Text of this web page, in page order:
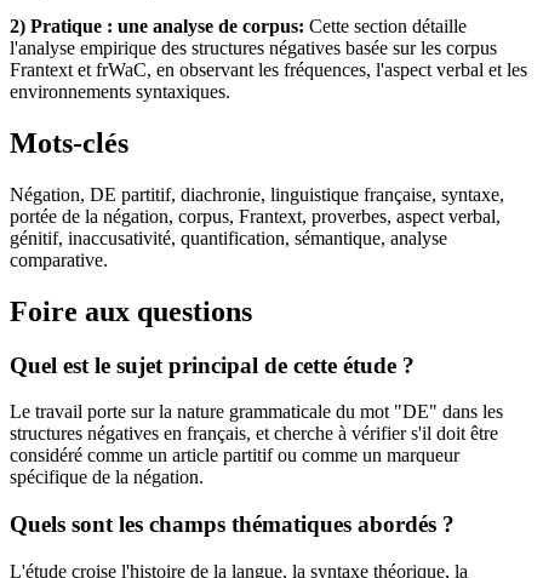
2) Pratique : une analyse de corpus: Cette section détaille
l'analyse empirique des structures négatives basée sur les corpus
Frantext et frWaC, en observant les fréquences, l'aspect verbal et les
environnements syntaxiques.
Mots-clés
Négation, DE partitif, diachronie, linguistique française, syntaxe,
portée de la négation, corpus, Frantext, proverbes, aspect verbal,
génitif, inaccusativité, quantification, sémantique, analyse
comparative.
Foire aux questions
Quel est le sujet principal de cette étude ?
Le travail porte sur la nature grammaticale du mot "DE" dans les
structures négatives en français, et cherche à vérifier s'il doit être
considéré comme un article partitif ou comme un marqueur
spécifique de la négation.
Quels sont les champs thématiques abordés ?
L'étude croise l'histoire de la langue, la syntaxe théorique, la